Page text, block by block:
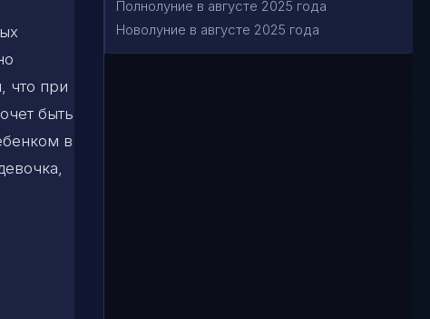
что при
быть
в
Полнолуние в августе 2025 года
Новолуние в августе 2025 года